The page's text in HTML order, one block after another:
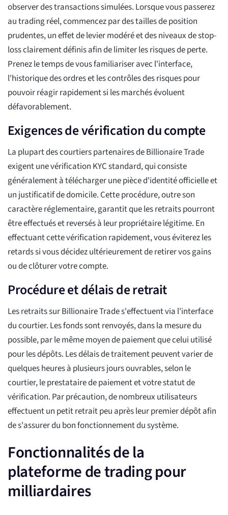
observer des transactions simulées. Lorsque vous passerez
au trading réel, commencez par des tailles de position
prudentes, un effet de levier modéré et des niveaux de stop-
loss clairement définis afin de limiter les risques de perte.
Prenez le temps de vous familiariser avec l'interface,
l'historique des ordres et les contrôles des risques pour
pouvoir réagir rapidement si les marchés évoluent
défavorablement.
Exigences de vérification du compte
La plupart des courtiers partenaires de Billionaire Trade
exigent une vérification KYC standard, qui consiste
généralement à télécharger une pièce d'identité officielle et
un justificatif de domicile. Cette procédure, outre son
caractère réglementaire, garantit que les retraits pourront
être effectués et reversés à leur propriétaire légitime. En
effectuant cette vérification rapidement, vous éviterez les
retards si vous décidez ultérieurement de retirer vos gains
ou de clôturer votre compte.
Procédure et délais de retrait
Les retraits sur Billionaire Trade s'effectuent via l'interface
du courtier. Les fonds sont renvoyés, dans la mesure du
possible, par le même moyen de paiement que celui utilisé
pour les dépôts. Les délais de traitement peuvent varier de
quelques heures à plusieurs jours ouvrables, selon le
courtier, le prestataire de paiement et votre statut de
vérification. Par précaution, de nombreux utilisateurs
effectuent un petit retrait peu après leur premier dépôt afin
de s'assurer du bon fonctionnement du système.
Fonctionnalités de la
plateforme de trading pour
milliardaires